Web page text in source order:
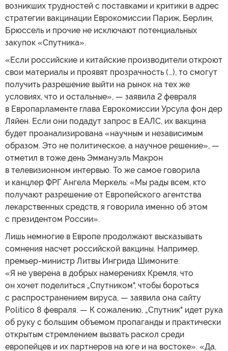
возникших трудностей с поставками и критики в адрес
стратегии вакцинации Еврокомиссии Париж, Берлин,
Брюссель и прочие не исключают потенциальных
закупок «Спутника».
«Если российские и китайские производители откроют
свои материалы и проявят прозрачность (…), то смогут
получить разрешение выйти на рынок на тех же
условиях, что и остальные», — заявила 2 февраля
в Европарламенте глава Еврокомиссии Урсула фон дер
Ляйен. Если они подадут запрос в ЕАЛС, их вакцина
будет проанализирована «научным и независимым
образом. Это не политическое, а научное решение», —
отметил в тоже день Эммануэль Макрон
в телевизионном интервью. То же самое говорила
и канцлер ФРГ Ангела Меркель: «Мы рады всем, кто
получают разрешение от Европейского агентства
лекарственных средств, я говорила именно об этом
с президентом России».
Лишь немногие в Европе продолжают высказывать
сомнения насчет российской вакцины. Например,
премьер-министр Литвы Ингрида Шимоните.
«Я не уверена в добрых намерениях Кремля, что
он хочет поделиться „Спутником", чтобы бороться
с распространением вируса, — заявила она сайту
Politico 8 февраля. — К сожалению, „Спутник" идет рука
об руку с большим объемом пропаганды и практически
открытым стремлением вызвать раскол среди
европейцев и их партнеров на юге и на востоке». «Да,